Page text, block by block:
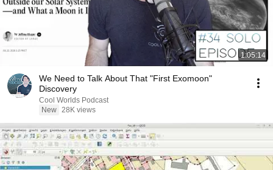
1:05:14
We Need to Talk About That "First Exomoon"
Discovery
Cool Worlds Podcast
New 28K views